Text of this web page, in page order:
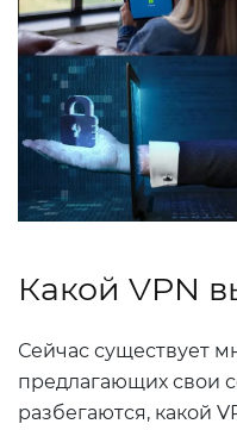
Какой VPN
Сейчас существует
предлагающих свои
разбегаются, какой